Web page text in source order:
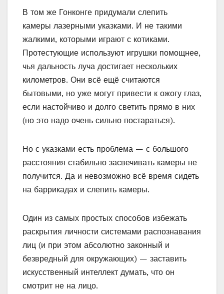
В том же Гонконге придумали слепить
камеры лазерными указками. И не такими
жалкими, которыми играют с котиками.
Протестующие используют игрушки помощнее,
чья дальность луча достигает нескольких
километров. Они всё ещё считаются
бытовыми, но уже могут привести к ожогу глаз,
если настойчиво и долго светить прямо в них
(но это надо очень сильно постараться).
Но с указками есть проблема — с большого
расстояния стабильно засвечивать камеры не
получится. Да и невозможно всё время сидеть
на баррикадах и слепить камеры.
Один из самых простых способов избежать
раскрытия личности системами распознавания
лиц (и при этом абсолютно законный и
безвредный для окружающих) — заставить
искусственный интеллект думать, что он
смотрит не на лицо.